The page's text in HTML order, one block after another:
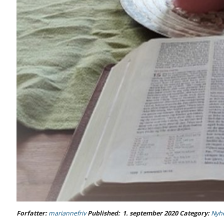
Forfatter:mariannefrivPublished: 1. september 2020 Category: